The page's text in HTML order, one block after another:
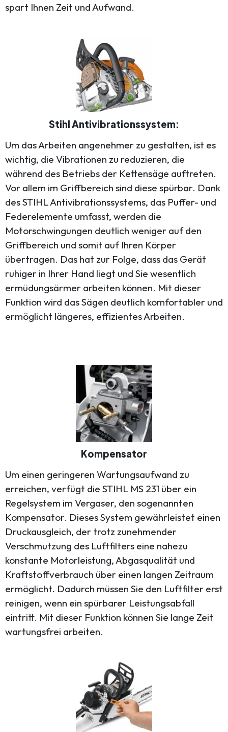
spart Ihnen Zeit und Aufwand.
Stihl Antivibrationssystem:
Um das Arbeiten angenehmer zu gestalten, ist es
wichtig, die Vibrationen zu reduzieren, die
während des Betriebs der Kettensäge auftreten.
Vor allem im Griffbereich sind diese spürbar. Dank
des STIHL Antivibrationssystems, das Puffer- und
Federelemente umfasst, werden die
Motorschwingungen deutlich weniger auf den
Griffbereich und somit auf Ihren Körper
übertragen. Das hat zur Folge, dass das Gerät
ruhiger in Ihrer Hand liegt und Sie wesentlich
ermüdungsärmer arbeiten können. Mit dieser
Funktion wird das Sägen deutlich komfortabler und
ermöglicht längeres, effizientes Arbeiten.
Kompensator
Um einen geringeren Wartungsaufwand zu
erreichen, verfügt die STIHL MS 231 über ein
Regelsystem im Vergaser, den sogenannten
Kompensator. Dieses System gewährleistet einen
Druckausgleich, der trotz zunehmender
Verschmutzung des Luftfilters eine nahezu
konstante Motorleistung, Abgasqualität und
Kraftstoffverbrauch über einen langen Zeitraum
ermöglicht. Dadurch müssen Sie den Luftfilter erst
reinigen, wenn ein spürbarer Leistungsabfall
eintritt. Mit dieser Funktion können Sie lange Zeit
wartungsfrei arbeiten.